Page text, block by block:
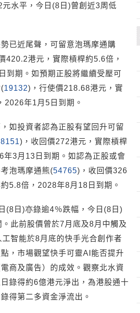
水平，今日(8日)曾創近3周低
已近尾聲，可留意泡瑪摩通購
420.2港元，實際槓桿約5.6倍，
到期。如預期正股將繼續受壓可
19132)，行使價218.68港元，實
2026年1月5日到期。
如投資者認為正股有望回升可留
)，收回價272港元，實際槓桿
年3月13日到期。如認為正股或會
泡瑪摩通熊(54765)，收回價326
5.8倍，2028年8月18日到期。
(8日)亦錄逾4％跌幅，今日(8日)
此前股價曾於7月底及8月中觸及
智能於8月底的快手光合創作者
，市場觀望快手可靈AI能否提升
商及廣告）的成效。觀察北水資
錄得約6億港元淨出，為港股通十
得第二多資金淨流出。